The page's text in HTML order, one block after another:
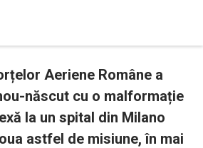
Aeriene Române a
născut cu o malformație
la un spital din Milano
astfel de misiune, în mai